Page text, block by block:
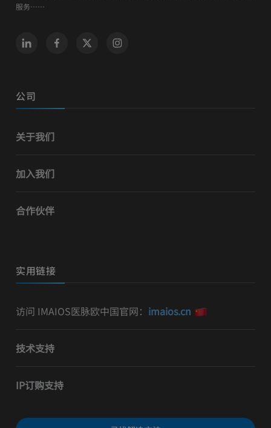
服务……
公司
关于我们
加入我们
合作伙伴
实用链接
访问 IMAIOS医脉欧中国官网： imaios.cn
技术支持
IP订购支持